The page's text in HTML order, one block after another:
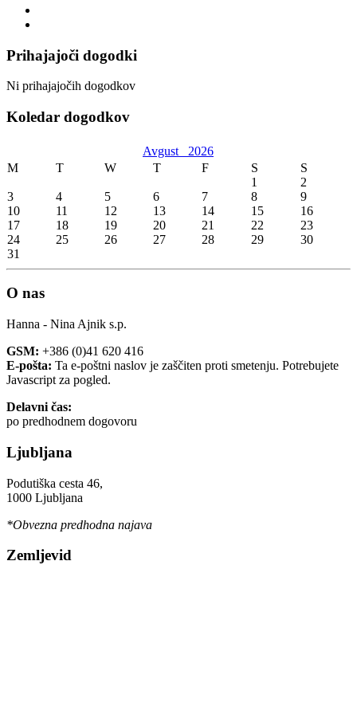
Prihajajoči dogodki
Ni prihajajočih dogodkov
Koledar dogodkov
Avgust 2026
M
T W T F S
S
1
2
3
4 5 6 7 8
9
10
11 12 13 14 15
16
17
18 19 20 21 22
23
24
25 26 27 28 29
30
31
O nas
Hanna - Nina Ajnik s.p.
GSM: +386 (0)41 620 416
E-pošta: Ta e-poštni naslov je zaščiten proti smetenju. Potrebujete
Javascript za pogled.
Delavni čas:
po predhodnem dogovoru
Ljubljana
Podutiška cesta 46,
1000 Ljubljana
*Obvezna predhodna najava
Zemljevid